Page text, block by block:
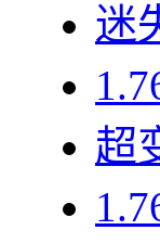
迷
超